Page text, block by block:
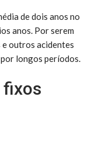
de dois anos no
anos. Por serem
outros acidentes
longos períodos.
fixos